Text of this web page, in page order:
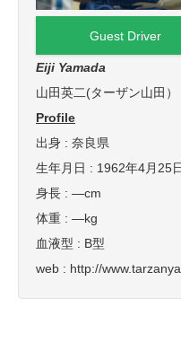
Guest Driver
Eiji Yamada
山田英二(ターザン山田）
Profile
出身 : 奈良県
生年月日 : 1962年4月25
身長 : —cm
体重 : —kg
血液型 : B型
web : http://